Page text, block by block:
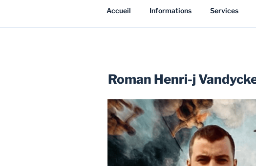
Accueil Informations Services
Roman Henri-j